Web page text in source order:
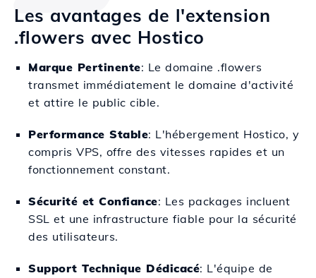
Les avantages de l'extension
.flowers avec Hostico
Marque Pertinente: Le domaine .flowers
transmet immédiatement le domaine d'activité
et attire le public cible.
Performance Stable: L'hébergement Hostico, y
compris VPS, offre des vitesses rapides et un
fonctionnement constant.
Sécurité et Confiance: Les packages incluent
SSL et une infrastructure fiable pour la sécurité
des utilisateurs.
Support Technique Dédicacé: L'équipe de